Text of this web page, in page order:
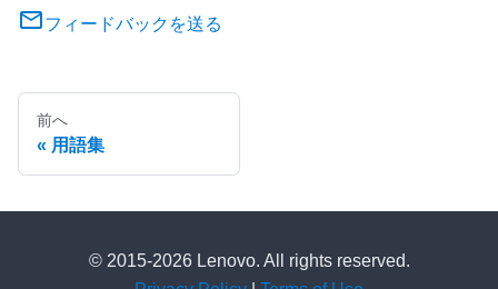
フィードバックを送る
前へ
用語集
© 2015-2026 Lenovo. All rights reserved.